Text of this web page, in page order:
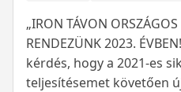
„IRON TÁVON
RENDEZÜNK 2023.
kérdés, hogy a 2021-es
teljesítésemet követően